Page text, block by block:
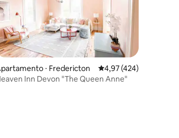
média de 5, 369 avaliações
⋅ Fredericton 4,97 de uma avaliação
4,97 (424)
Inn Devon "The Queen Anne"